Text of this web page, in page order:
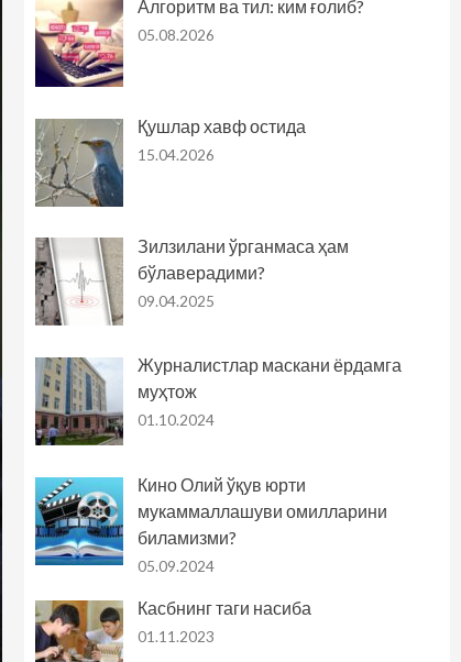
Алгоритм ва тил: ким ғолиб?
05.08.2026
Қушлар хавф остида
15.04.2026
Зилзилани ўрганмаса ҳам
бўлаверадими?
09.04.2025
Журналистлар маскани ёрдамга
муҳтож
01.10.2024
Кино Олий ўқув юрти
мукаммаллашуви омилларини
биламизми?
05.09.2024
Касбнинг таги насиба
01.11.2023